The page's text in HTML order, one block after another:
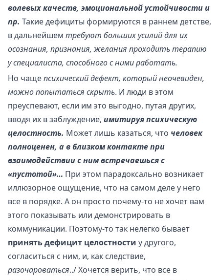
волевых качеств, эмоциональной устойчивости и
пр. Такие дефициты формируются в раннем детстве,
в дальнейшем требуют больших усилий для их
осознания, признания, желания проходить терапию
у специалиста, способного с ними работать.
Но чащепсихический дефект, который неочевиден,
можно попытаться скрыть. И люди в этом
преуспевают, если им это выгодно, путая других,
вводя их в заблуждение, имитируя психическую
целостность. Может лишь казаться, что человек
полноценен, а в близком контакте при
взаимодействии с ним встречаешься с
«пустотой»… При этом парадоксально возникает
иллюзорное ощущение, что на самом деле у него
все в порядке. А он просто почему-то не хочет вам
этого показывать или демонстрировать в
коммуникации. Поэтому-то так нелегко бывает
принять дефицит целостности у другого,
согласиться с ним, и, как следствие,
разочароваться../ Хочется верить, что все в